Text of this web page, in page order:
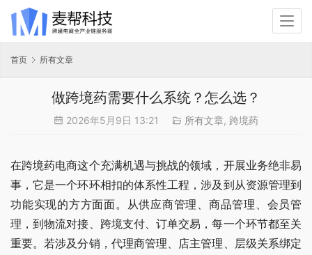
首页 所有文章
做跨境药需要什么系统？怎么选？
2026年5月9日 13:21 所有文章, 跨境药
在跨境药电商这个充满机遇与挑战的领域，开展业务绝非易
事，它是一个环环相扣的体系性工程，涉及到从资源管理到
功能实现的方方面面。从供应商管理、商品管理、会员管
理，到物流对接、跨境支付、订单交易，每一个环节都至关
重要。若涉及分销，代理商管理、店主管理、层级关系绑定